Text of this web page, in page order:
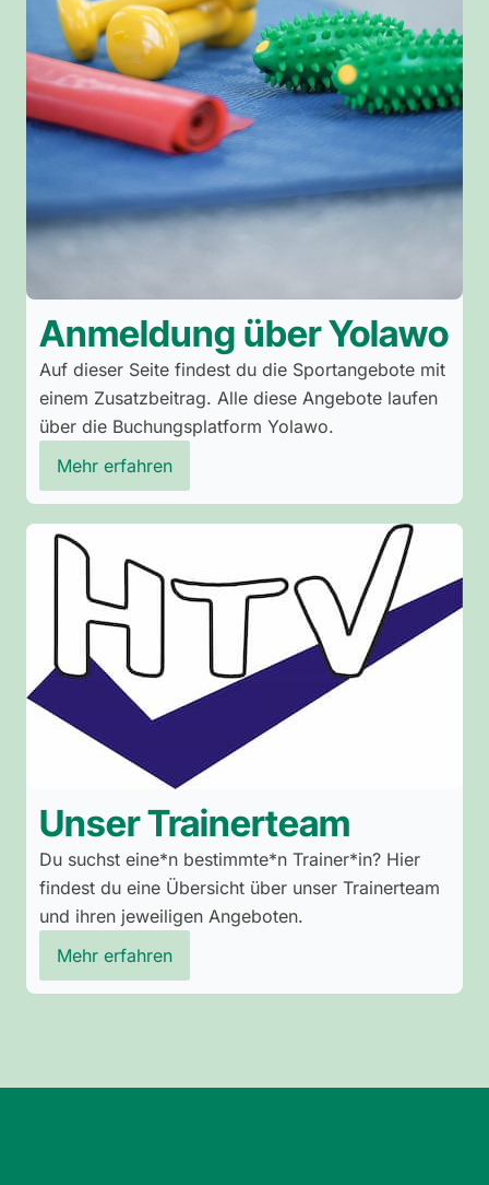
Anmeldung über Yolawo
Auf dieser Seite findest du die Sportangebote mit
einem Zusatzbeitrag. Alle diese Angebote laufen
über die Buchungsplatform Yolawo.
Mehr erfahren
Unser Trainerteam
Du suchst eine*n bestimmte*n Trainer*in? Hier
findest du eine Übersicht über unser Trainerteam
und ihren jeweiligen Angeboten.
Mehr erfahren